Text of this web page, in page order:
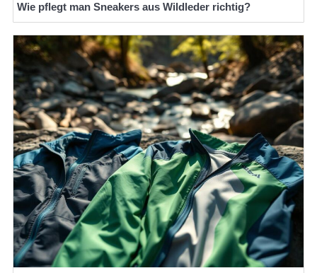
Wie pflegt man Sneakers aus Wildleder richtig?